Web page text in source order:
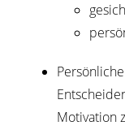
Motivation